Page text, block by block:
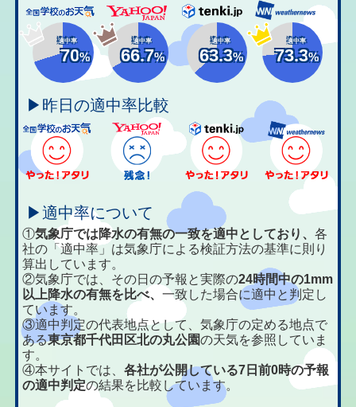
適中率
70%
適中率
66.7%
適中率
63.3%
適中率
73.3%
▶昨日の適中率比較
▶適中率について
①気象庁では降水の有無の一致を適中としており、各
社の「適中率」は気象庁による検証方法の基準に則り
算出しています。
②気象庁では、その日の予報と実際の24時間中の1mm
以上降水の有無を比べ、一致した場合に適中と判定し
ています。
③適中判定の代表地点として、気象庁の定める地点で
ある東京都千代田区北の丸公園の天気を参照していま
す。
④本サイトでは、各社が公開している7日前0時の予報
の適中判定の結果を比較しています。